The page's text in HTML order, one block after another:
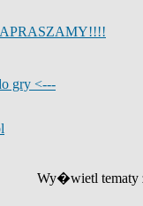
gry <---
Wy�wietl tematy